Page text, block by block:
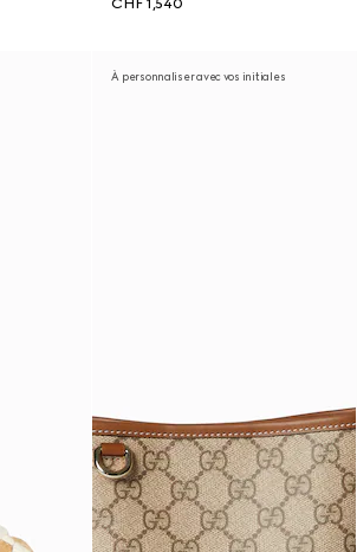
CHF 1,540
À personnaliser avec vos initiales